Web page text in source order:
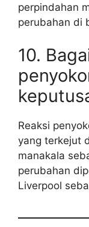
perpindahan
perubahan di
10.
Reaksi
yang terkejut
manakala
perubahan
Liverpool